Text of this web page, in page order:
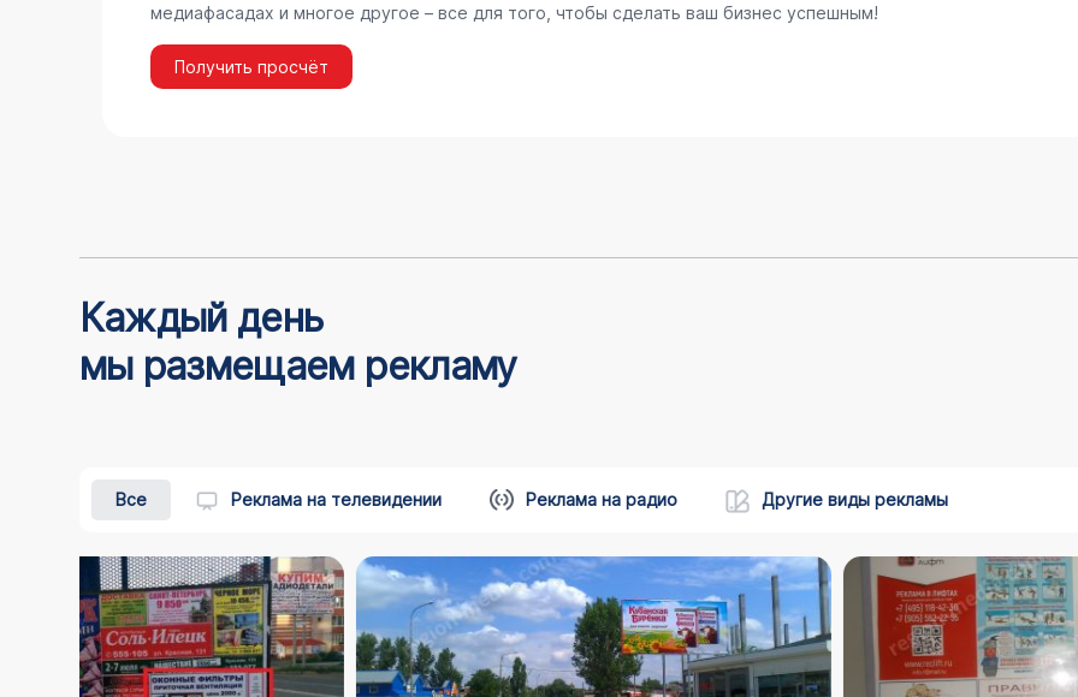
медиафасадах и многое другое – все для того, чтобы сделать ваш бизнес успешным!
Получить просчёт
Каждый день
мы размещаем рекламу
Все Реклама на телевидении Реклама на радио Другие виды рекламы